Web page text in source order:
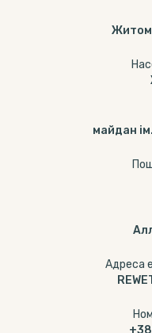
майдан
Адреса